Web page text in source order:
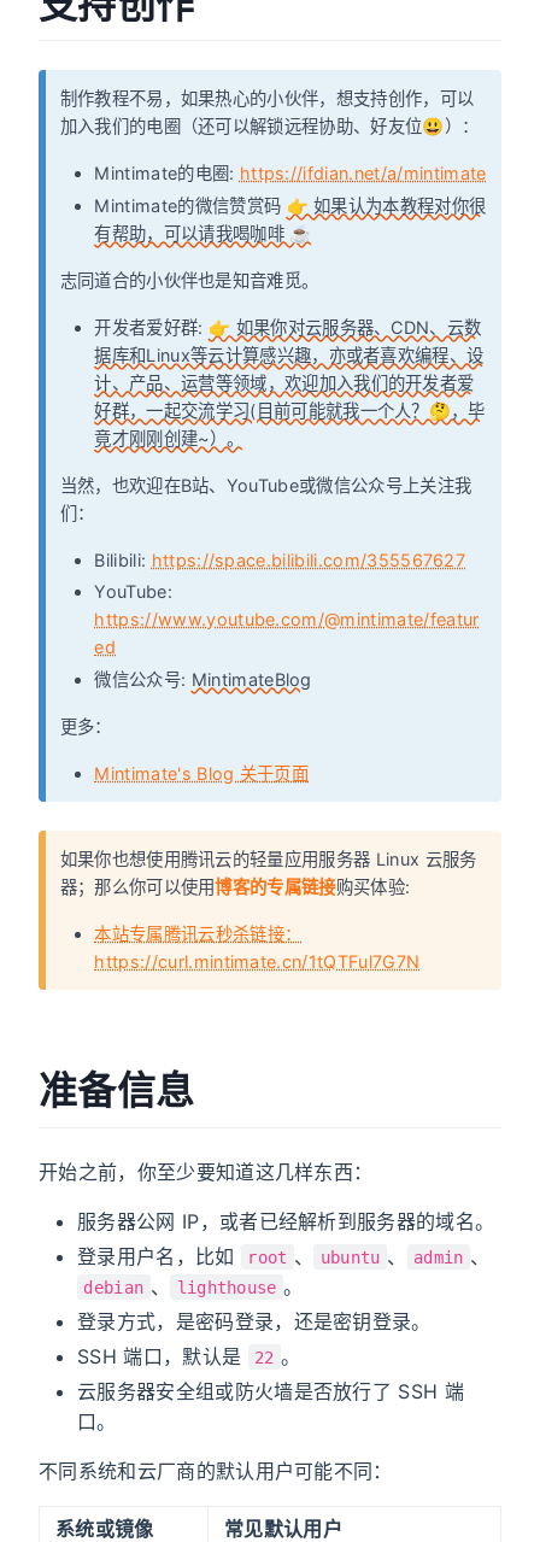
制作教程不易，如果热心的小伙伴，想支持创作，可以
加入我们的电圈（还可以解锁远程协助、好友位😃）：
Mintimate的电圈: https://ifdian.net/a/mintimate
Mintimate的微信赞赏码 👉 如果认为本教程对你很
有帮助，可以请我喝咖啡 ☕
志同道合的小伙伴也是知音难觅。
开发者爱好群: 👉 如果你对云服务器、CDN、云数
据库和Linux等云计算感兴趣，亦或者喜欢编程、设
计、产品、运营等领域，欢迎加入我们的开发者爱
好群，一起交流学习(目前可能就我一个人？🤔，毕
竟才刚刚创建~）。
当然，也欢迎在B站、YouTube或微信公众号上关注我
们：
Bilibili: https://space.bilibili.com/355567627
YouTube:
https://www.youtube.com/@mintimate/featur
ed
微信公众号: MintimateBlog
更多：
Mintimate's Blog 关于页面
如果你也想使用腾讯云的轻量应用服务器 Linux 云服务
器；那么你可以使用博客的专属链接购买体验:
本站专属腾讯云秒杀链接：
https://curl.mintimate.cn/1tQTFul7G7N
准备信息
开始之前，你至少要知道这几样东西：
服务器公网 IP，或者已经解析到服务器的域名。
登录用户名，比如
root 、 ubuntu 、 admin 、
debian 、 lighthouse 。
登录方式，是密码登录，还是密钥登录。
SSH 端口，默认是
22 。
云服务器安全组或防火墙是否放行了 SSH 端
口。
不同系统和云厂商的默认用户可能不同：
系统或镜像 常见默认用户